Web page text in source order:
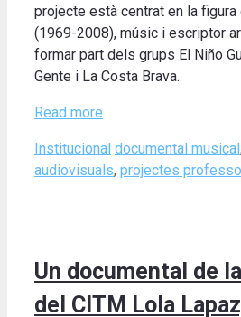
projecte està centrat en la figura
(1969-2008), músic i escriptor
formar part dels grups El Niño
Gente i La Costa Brava.
Read more
Categories
Institucional Tags
documental musical ,
audiovisuals, projectes
Un documental de
del CITM Lola